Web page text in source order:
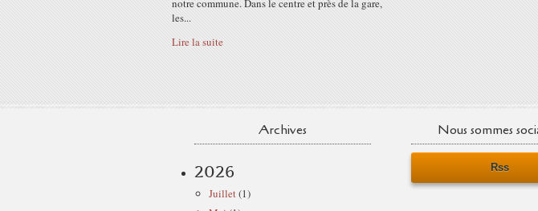
notre commune. Dans le centre et près de la gare,
les...
Lire la suite
Archives
2026
Juillet(1)
Nous sommes
Rss